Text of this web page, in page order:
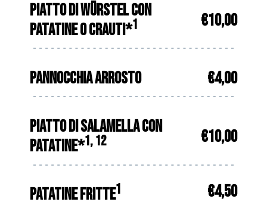
PIATTO DI WÜRSTEL CON
PATATINE O CRAUTI*1 €10,00
PANNOCCHIA ARROSTO €4,00
PIATTO DI SALAMELLA CON
PATATINE*1, 12 €10,00
PATATINE FRITTE1 €4,50